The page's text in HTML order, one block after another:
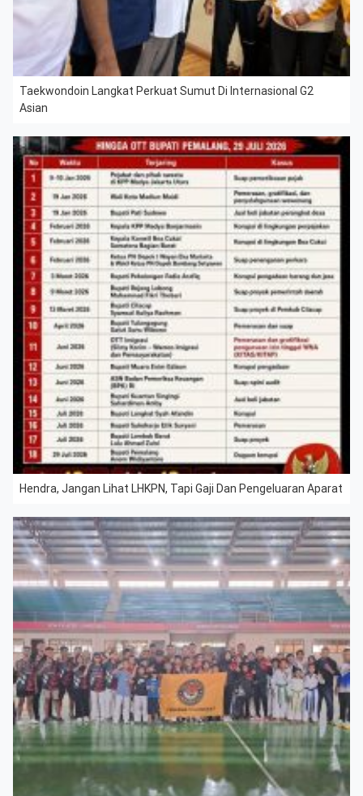
Taekwondoin Langkat Perkuat Sumut Di Internasional G2
Asian
Hendra, Jangan Lihat LHKPN, Tapi Gaji Dan Pengeluaran Aparat